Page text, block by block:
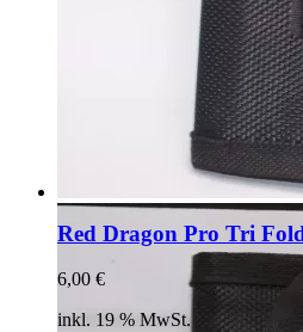
Red Dragon Pro Tri
6,00 €
inkl. 19 % MwSt.